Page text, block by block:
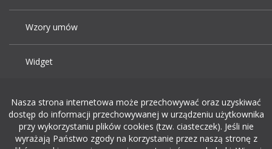
Wzory umów
Widget
Dodaj ogłoszenie o pracę
Nasza strona internetowa może przechowywać oraz uzyskiwać
dostęp do informacji przechowywanej w urządzeniu użytkownika
przy wykorzystaniu plików cookies (tzw. ciasteczek). Jeśli nie
wyrażają Państwo zgody na korzystanie przez naszą stronę z